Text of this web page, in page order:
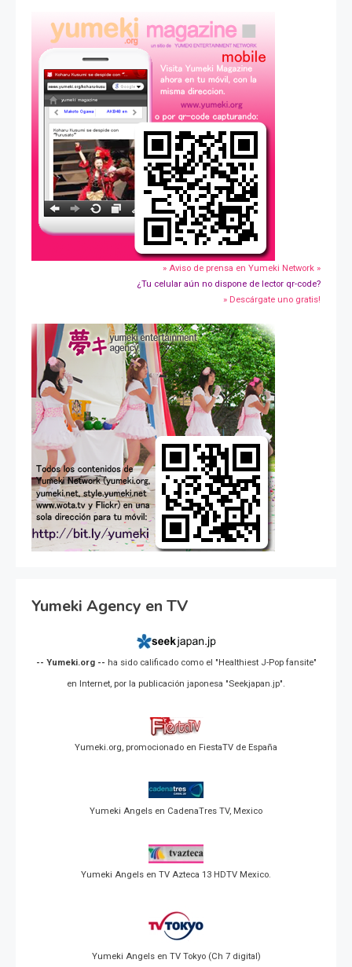
» Aviso de prensa en Yumeki Network »
¿Tu celular aún no dispone de lector qr-code?
» Descárgate uno gratis!
Yumeki Agency en TV
-- Yumeki.org -- ha sido calificado como el "Healthiest J-Pop fansite"
en Internet, por la publicación japonesa "Seekjapan.jp".
Yumeki.org, promocionado en FiestaTV de España
Yumeki Angels en CadenaTres TV, Mexico
Yumeki Angels en TV Azteca 13 HDTV Mexico.
Yumeki Angels en TV Tokyo (Ch 7 digital)